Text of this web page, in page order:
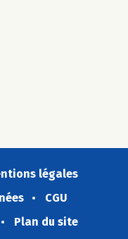
légales
CGU
Plan du site